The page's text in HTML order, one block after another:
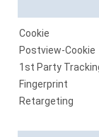
Cookie
Postview-Cookie
1st Party
Fingerprint
Retargeting